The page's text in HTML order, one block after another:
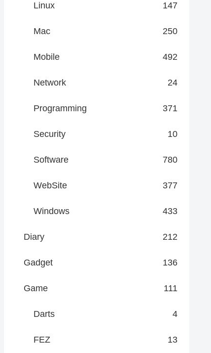
Linux 147
Mac 250
Mobile 492
Network 24
Programming 371
Security 10
Software 780
WebSite 377
Windows 433
Diary 212
Gadget 136
Game 111
Darts 4
FEZ 13